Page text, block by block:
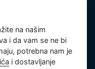
podataka
na našim
i da vam se ne bi
potrebna nam je
i dostavljanje